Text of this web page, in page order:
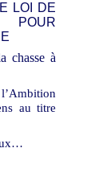
LOI DE
POUR
chasse à
au titre